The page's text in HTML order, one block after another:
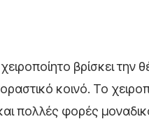
βρίσκει την
κοινό. Το
πολλές φορές